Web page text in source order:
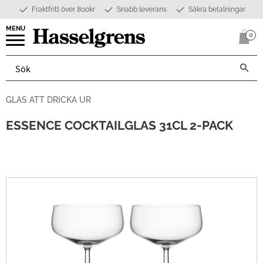
Meny
Fraktfritt över 800kr Snabb leverans Säkra betalningar
0
GLAS ATT DRICKA UR
ESSENCE COCKTAILGLAS 31CL 2-PACK